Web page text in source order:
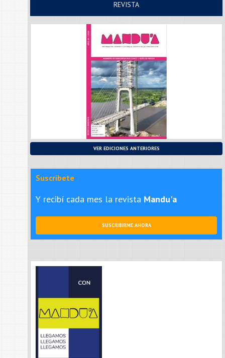
REVISTA
VER EDICIONES ANTERIORES
Suscribete
Y recibí cada mes la revista Mandu'a
SUSCRIBIRME AHORA